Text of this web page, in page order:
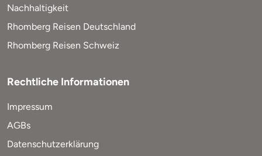
Nachhaltigkeit
Rhomberg Reisen Deutschland
Rhomberg Reisen Schweiz
Rechtliche Informationen
Impressum
AGBs
Datenschutzerklärung